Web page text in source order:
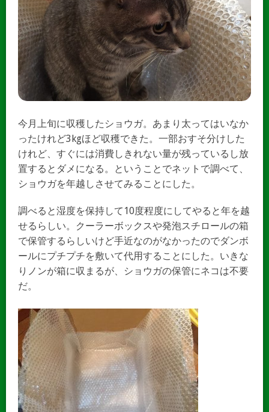
今月上旬に収穫したショウガ。あまり太ってはいなか
ったけれど3kgほど収穫できた。一部おすそ分けした
けれど、すぐには消費しきれない量が残っているし放
置するとダメになる。ということでネットで調べて、
ショウガを年越しさせてみることにした。
調べると湿度を保持して10度程度にしてやると年を越
せるらしい。クーラーボックスや発泡スチロールの箱
で保管するらしいけど手近なのがなかったのでダンボ
ールにプチプチを敷いて代用することにした。いきな
りノンが箱に収まるが、ショウガの保管にネコは不要
だ。